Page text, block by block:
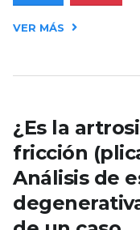
VER MÁS
¿Es la
fricción
Análisis de